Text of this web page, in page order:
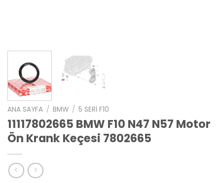
ANA SAYFA / BMW / 5 SERI F10
11117802665 BMW F10 N47 N57 Motor
Ön Krank Keçesi 7802665